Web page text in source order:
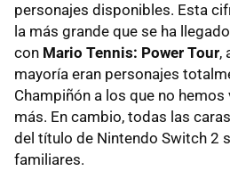
personajes disponibles. Esta
la más grande que se ha
con Mario Tennis: Power Tour,
mayoría eran personajes
Champiñón a los que no hemos
más. En cambio, todas las
del título de Nintendo Switch 2
familiares.